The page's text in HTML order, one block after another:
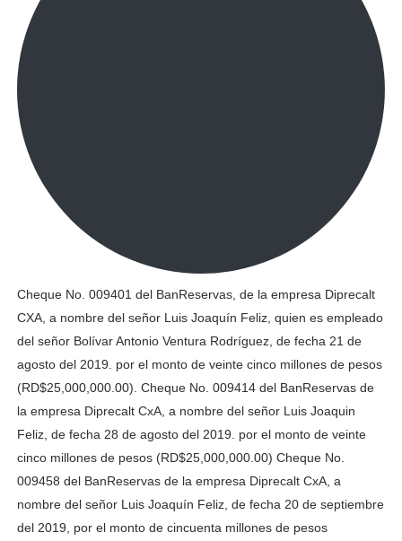
Cheque No. 009401 del BanReservas, de la empresa Diprecalt
CXA, a nombre del señor Luis Joaquín Feliz, quien es empleado
del señor Bolívar Antonio Ventura Rodríguez, de fecha 21 de
agosto del 2019. por el monto de veinte cinco millones de pesos
(RD$25,000,000.00). Cheque No. 009414 del BanReservas de
la empresa Diprecalt CxA, a nombre del señor Luis Joaquin
Feliz, de fecha 28 de agosto del 2019. por el monto de veinte
cinco millones de pesos (RD$25,000,000.00) Cheque No.
009458 del BanReservas de la empresa Diprecalt CxA, a
nombre del señor Luis Joaquín Feliz, de fecha 20 de septiembre
del 2019, por el monto de cincuenta millones de pesos